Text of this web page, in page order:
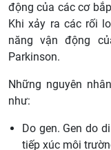
động của các cơ
Khi xảy ra các rối
năng vận động
Parkinson.
Những nguyên
như:
Do gen. Gen do
tiếp xúc môi